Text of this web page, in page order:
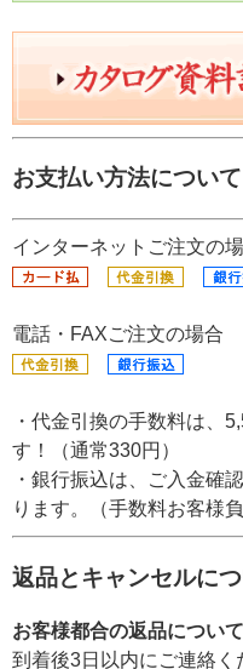
お支払い方法について
インターネットご注文の
電話・FAXご注文の場合
・代金引換の手数料は、
す！（通常330円）
・銀行振込は、ご入金確
ります。（手数料お客様負
返品とキャンセルに
お客様都合の返品について
到着後3日以内にご連絡